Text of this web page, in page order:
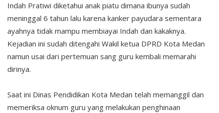
Indah Pratiwi diketahui anak piatu dimana ibunya sudah
meninggal 6 tahun lalu karena kanker payudara sementara
ayahnya tidak mampu membiayai Indah dan kakaknya.
Kejadian ini sudah ditengahi Wakil ketua DPRD Kota Medan
namun usai dari pertemuan sang guru kembali memarahi
dirinya.
Saat ini Dinas Pendidikan Kota Medan telah memanggil dan
memeriksa oknum guru yang melakukan penghinaan